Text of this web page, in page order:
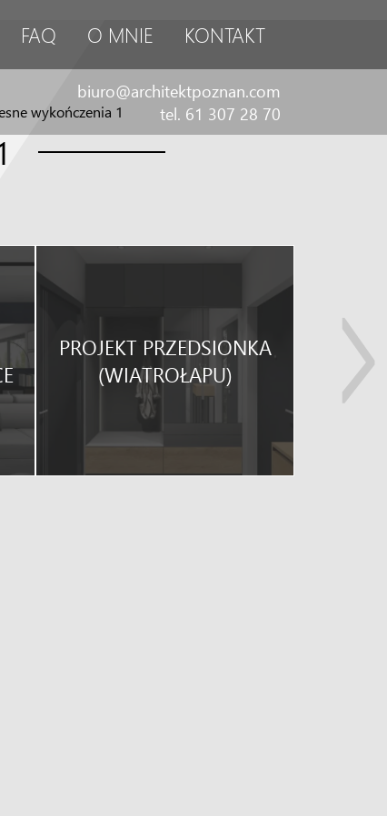
FAQ O MNIE KONTAKT
biuro@architektpoznan.com
tel. 61 307 28 70
wykończenia 1
PROJEKT PRZEDSIONKA
(WIATROŁAPU)